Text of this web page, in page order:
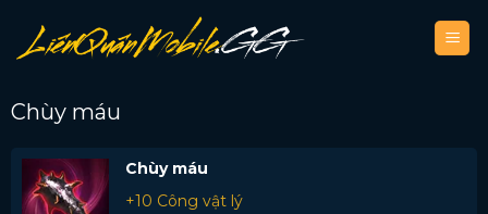
qua
nội
Chùy máu
Chùy máu
+10 Công vật lý